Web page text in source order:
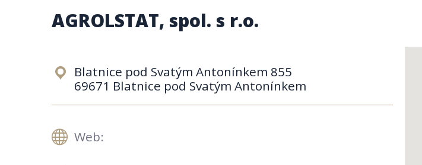
AGROLSTAT, spol. s r.o.
Blatnice pod Svatým Antonínkem 855
69671 Blatnice pod Svatým Antonínkem
Web: